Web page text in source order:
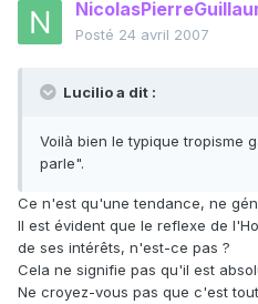
Posté 24 avril 2007
Lucilio a dit :
Voilà bien le typique tropisme
parle".
Ce n'est qu'une tendance, ne
Il est évident que le reflexe de
de ses intérêts, n'est-ce pas ?
Cela ne signifie pas qu'il est
Ne croyez-vous pas que c'est